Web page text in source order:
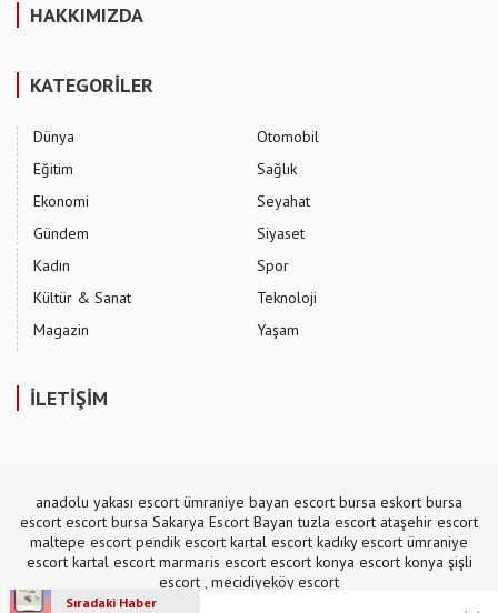
Sıradaki Haber
HAKKIMIZDA
KATEGORİLER
Dünya
Eğitim
Ekonomi
Gündem
Kadın
Kültür & Sanat
Magazin
Otomobil
Sağlık
Seyahat
Siyaset
Spor
Teknoloji
Yaşam
İLETİŞİM
anadolu yakası escort ümraniye bayan escort bursa eskort bursa
escort escort bursa Sakarya Escort Bayan tuzla escort ataşehir escort
maltepe escort pendik escort kartal escort kadıky escort ümraniye
escort kartal escort marmaris escort escort konya escort konya şişli
escort , mecidiyeköy escort